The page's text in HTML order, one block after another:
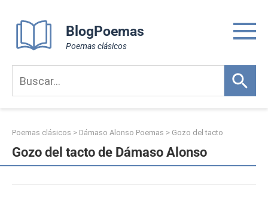
content
BlogPoemas
Poemas clásicos
Poemas clásicos > Dámaso Alonso Poemas > Gozo del tacto
Gozo del tacto de Dámaso Alonso